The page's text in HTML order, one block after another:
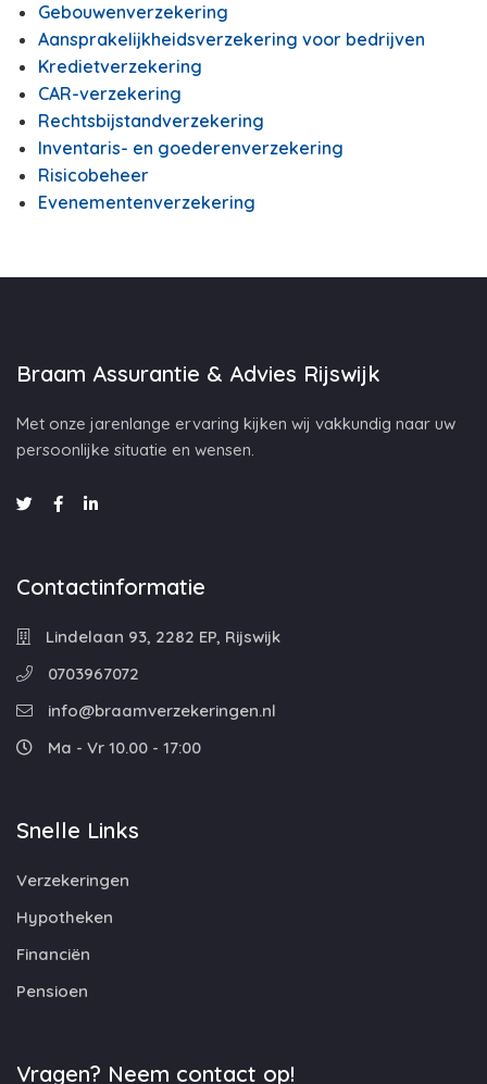
Gebouwenverzekering
Aansprakelijkheidsverzekering voor bedrijven
Kredietverzekering
CAR-verzekering
Rechtsbijstandverzekering
Inventaris- en goederenverzekering
Risicobeheer
Evenementenverzekering
Braam Assurantie & Advies Rijswijk
Met onze jarenlange ervaring kijken wij vakkundig naar uw
persoonlijke situatie en wensen.
Contactinformatie
Lindelaan 93, 2282 EP, Rijswijk
0703967072
info@braamverzekeringen.nl
Ma - Vr 10.00 - 17:00
Snelle Links
Verzekeringen
Hypotheken
Financiën
Pensioen
Vragen? Neem contact op!